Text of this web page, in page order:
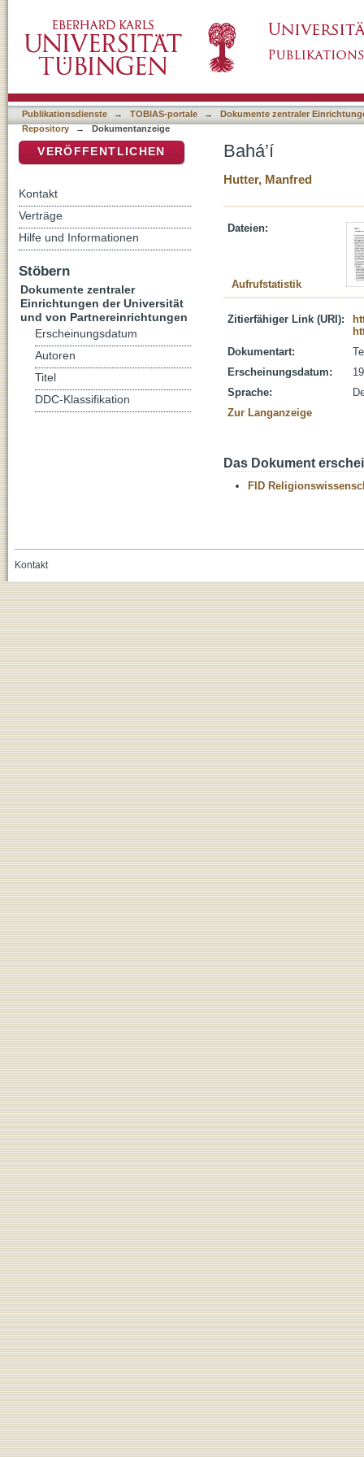
Publikationsdienste → TOBIAS-portale →
Dokumente zentraler
Repository
→ Dokumentanzeige
Bahá’í
Hutter, Manfred
Dateien:
Aufrufstatistik
Zitierfähiger Link (URI):
Dokumentart:
Erscheinungsdatum:
Sprache:
Zur Langanzeige
Das Dokument
FID
VERÖFFENTLICHEN
Kontakt
Verträge
Hilfe und Informationen
Stöbern
Dokumente zentraler
Einrichtungen der Universität
und von Partnereinrichtungen
Erscheinungsdatum
Autoren
Titel
DDC-Klassifikation
Kontakt